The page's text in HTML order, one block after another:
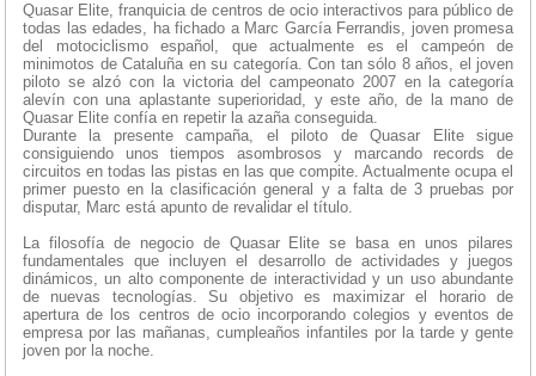
Quasar Elite, franquicia de centros de ocio interactivos para público de
todas las edades, ha fichado a Marc García Ferrandis, joven promesa
del motociclismo español, que actualmente es el campeón de
minimotos de Cataluña en su categoría. Con tan sólo 8 años, el joven
piloto se alzó con la victoria del campeonato 2007 en la categoría
alevín con una aplastante superioridad, y este año, de la mano de
Quasar Elite confía en repetir la azaña conseguida.
Durante la presente campaña, el piloto de Quasar Elite sigue
consiguiendo unos tiempos asombrosos y marcando records de
circuitos en todas las pistas en las que compite. Actualmente ocupa el
primer puesto en la clasificación general y a falta de 3 pruebas por
disputar, Marc está apunto de revalidar el título.
La filosofía de negocio de Quasar Elite se basa en unos pilares
fundamentales que incluyen el desarrollo de actividades y juegos
dinámicos, un alto componente de interactividad y un uso abundante
de nuevas tecnologías. Su objetivo es maximizar el horario de
apertura de los centros de ocio incorporando colegios y eventos de
empresa por las mañanas, cumpleaños infantiles por la tarde y gente
joven por la noche.